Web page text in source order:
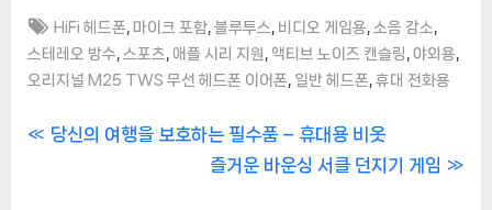
Tags:
HiFi 헤드폰 ,마이크 포함 ,블루투스 비디오 게임용 소음 감소
스테레오 방수 스포츠 애플 시리 지원 액티브 노이즈 캔슬링 야외용
오리지널 M25 TWS 무선 헤드폰 이어폰 일반 헤드폰 휴대 전화용
글P
당신의 여행을 보호하는 필수품 – 휴대용 비옷
N
즐거운 바운싱 서클 던지기 게임